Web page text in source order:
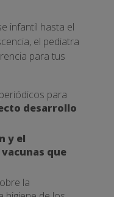
infantil hasta el
el pediatra
para tus
para
desarrollo
y el
que
la